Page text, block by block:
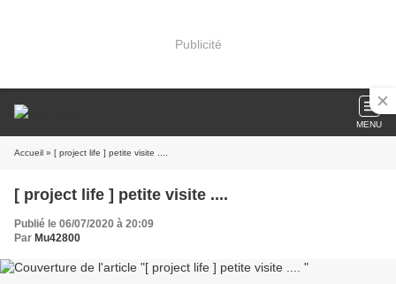
Publicité
MENU
Accueil » [ project life ] petite visite ....
[ project life ] petite visite ....
Publié le 06/07/2020 à 20:09
Par Mu42800